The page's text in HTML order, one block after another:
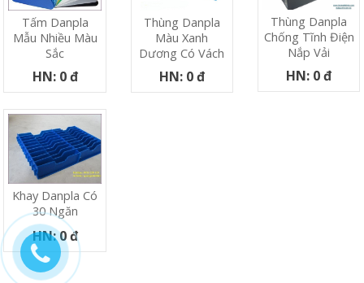
Tấm Danpla
Mẫu Nhiều Màu
Sắc
HN: 0 đ
Thùng Danpla
Màu Xanh
Dương Có Vách
HN: 0 đ
Thùng Danpla
Chống Tĩnh Điện
Nắp Vải
HN: 0 đ
Khay Danpla Có
30 Ngăn
HN: 0 đ